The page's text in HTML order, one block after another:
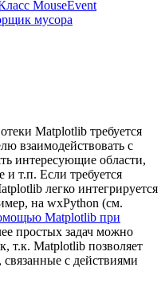
MouseEvent
мусора
Matplotlib требуется
взаимодействовать с
интересующие области,
и т.п. Если требуется
легко интегрируется
на wxPython (см.
Matplotlib при
простых задач можно
т.к. Matplotlib позволяет
с действиями